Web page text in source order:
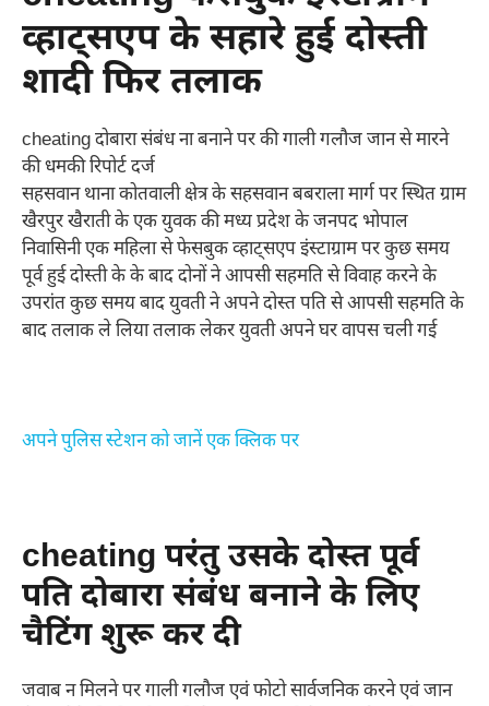
व्हाट्सएप के सहारे हुई दोस्ती
शादी फिर तलाक
cheating दोबारा संबंध ना बनाने पर की गाली गलौज जान से मारने
की धमकी रिपोर्ट दर्ज
सहसवान थाना कोतवाली क्षेत्र के सहसवान बबराला मार्ग पर स्थित ग्राम
खैरपुर खैराती के एक युवक की मध्य प्रदेश के जनपद भोपाल
निवासिनी एक महिला से फेसबुक व्हाट्सएप इंस्टाग्राम पर कुछ समय
पूर्व हुई दोस्ती के के बाद दोनों ने आपसी सहमति से विवाह करने के
उपरांत कुछ समय बाद युवती ने अपने दोस्त पति से आपसी सहमति के
बाद तलाक ले लिया तलाक लेकर युवती अपने घर वापस चली गई
अपने पुलिस स्टेशन को जानें एक क्लिक पर
cheating परंतु उसके दोस्त पूर्व
पति दोबारा संबंध बनाने के लिए
चैटिंग शुरू कर दी
जवाब न मिलने पर गाली गलौज एवं फोटो सार्वजनिक करने एवं जान